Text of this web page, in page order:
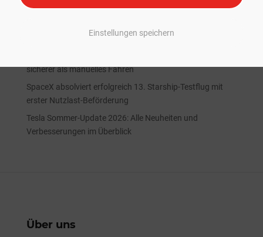
Einstellungen speichern
Launch-Manager
sicherer als manuelles Fahren
SpaceX absolviert erfolgreich 13. Starship-Testflug mit
erster Nutzlast-Beförderung
Tesla Sommer-Update 2026: Alle Neuheiten und
Verbesserungen im Überblick
Über uns